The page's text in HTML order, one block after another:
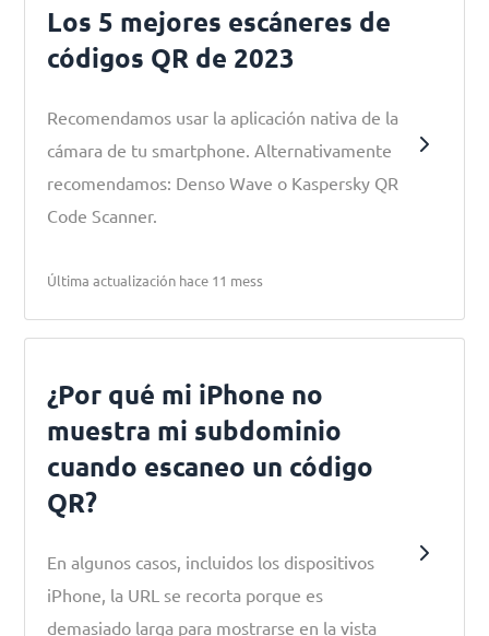
Los 5 mejores escáneres de
códigos QR de 2023
Recomendamos usar la aplicación nativa de la
cámara de tu smartphone. Alternativamente
recomendamos: Denso Wave o Kaspersky QR
Code Scanner.
Última actualización hace 11 mess
¿Por qué mi iPhone no
muestra mi subdominio
cuando escaneo un código
QR?
En algunos casos, incluidos los dispositivos
iPhone, la URL se recorta porque es
demasiado larga para mostrarse en la vista